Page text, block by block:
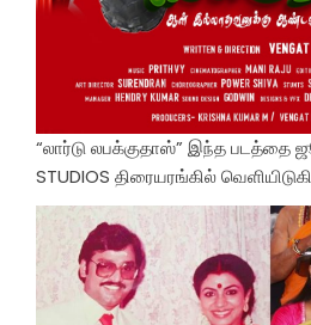
“லார்டு லபக்குதாஸ்” இந்த படத்தை
STUDIOS திரையரங்கில்